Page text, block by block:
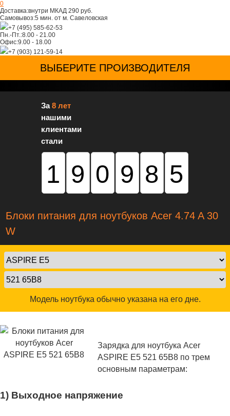
0
Доставка:внутри МКАД 290 руб.
Самовывоз:5 мин. от м. Савеловская
+7 (495) 585-62-53
Пн.-Пт.:8.00 - 21.00
Офис:9.00 - 18.00
+7 (903) 121-59-14
ВЫБЕРИТЕ ПРОИЗВОДИТЕЛЯ
За8 лет
нашими
клиентами
стали
190985
Блоки питания для ноутбуков Acer 4.74 A 30
W
Модель ноутбука обычно указана на его дне.
Зарядка для ноутбука Acer
ASPIRE E5 521 65B8 по трем
основным параметрам:
1) Выходное напряжение